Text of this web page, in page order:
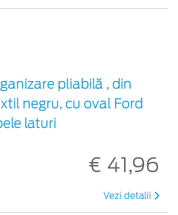
pliabilă , din
negru, cu oval Ford
laturi
€ 41,96
Vezi detalii